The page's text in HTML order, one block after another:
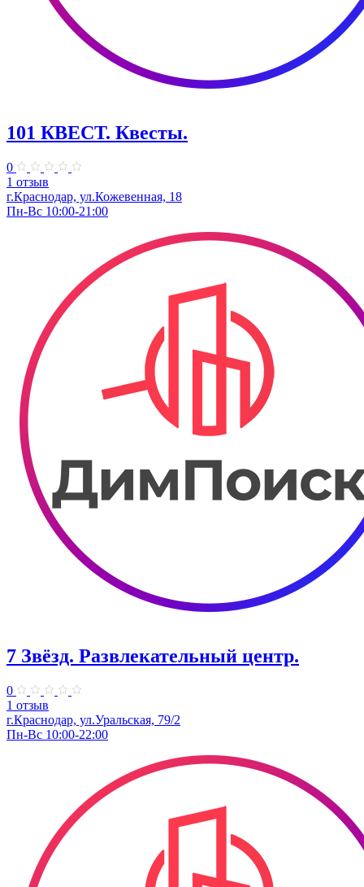
101 КВЕСТ. Квесты.
0
1 отзыв
г.Краснодар, ул.Кожевенная, 18
Пн-Вс 10:00-21:00
7 Звёзд. Развлекательный центр.
0
1 отзыв
г.Краснодар, ул.Уральская, 79/2
Пн-Вс 10:00-22:00